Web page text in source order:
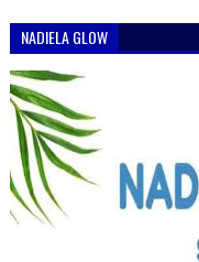
NADIELA GLOW